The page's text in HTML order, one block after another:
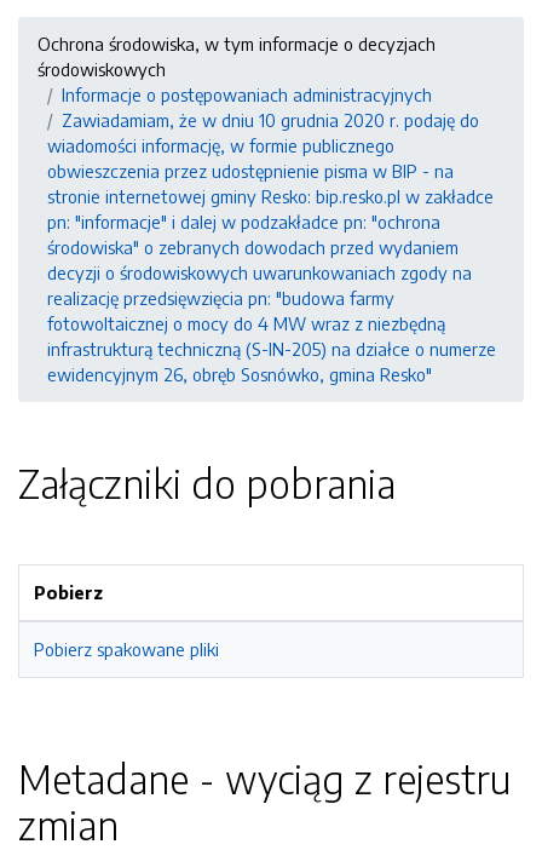
Ochrona środowiska, w tym informacje o decyzjach
środowiskowych
Informacje o postępowaniach administracyjnych
Zawiadamiam, że w dniu 10 grudnia 2020 r. podaję do
wiadomości informację, w formie publicznego
obwieszczenia przez udostępnienie pisma w BIP - na
stronie internetowej gminy Resko: bip.resko.pl w zakładce
pn: "informacje" i dalej w podzakładce pn: "ochrona
środowiska" o zebranych dowodach przed wydaniem
decyzji o środowiskowych uwarunkowaniach zgody na
realizację przedsięwzięcia pn: "budowa farmy
fotowoltaicznej o mocy do 4 MW wraz z niezbędną
infrastrukturą techniczną (S-IN-205) na działce o numerze
ewidencyjnym 26, obręb Sosnówko, gmina Resko"
Załączniki do pobrania
Pobierz
Pobierz spakowane pliki
Metadane - wyciąg z rejestru
zmian